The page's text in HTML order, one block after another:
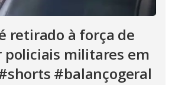
retirado à força de
policiais militares em
#balançogeral